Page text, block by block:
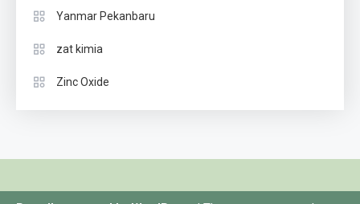
Yanmar Pekanbaru
zat kimia
Zinc Oxide